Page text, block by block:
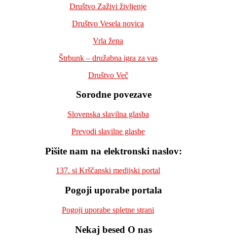
Društvo Zaživi življenje
Društvo Vesela novica
Vrla žena
Štrbunk – družabna igra za vas
Društvo Več
Sorodne povezave
Slovenska slavilna glasba
Prevodi slavilne glasbe
Pišite nam na elektronski naslov:
137. si Krščanski medijski portal
Pogoji uporabe portala
Pogoji uporabe spletne strani
Nekaj besed O nas